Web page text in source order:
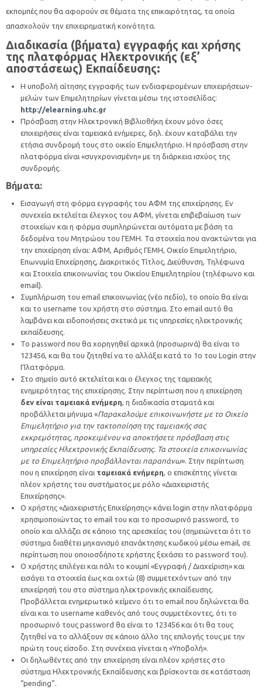
εκπομπές που θα αφορούν σε θέματα της επικαιρότητας, τα οποία
απασχολούν την επιχειρηματική κοινότητα.
Διαδικασία (βήματα) εγγραφής και χρήσης
της πλατφόρμας Ηλεκτρονικής (εξ’
αποστάσεως) Εκπαίδευσης:
Η υποβολή αίτησης εγγραφής των ενδιαφερομένων επιχειρήσεων-
μελών των Επιμελητηρίων γίνεται μέσω της ιστοσελίδας:
http://elearning.uhc.gr
Πρόσβαση στην Ηλεκτρονική Βιβλιοθήκη έχουν μόνο όσες
επιχειρήσεις είναι ταμειακά ενήμερες, δηλ. έχουν καταβάλει την
ετήσια συνδρομή τους στο οικείο Επιμελητήριο. Η πρόσβαση στην
πλατφόρμα είναι «συγχρονισμένη» με τη διάρκεια ισχύος της
συνδρομής.
Βήματα:
Εισαγωγή στη φόρμα εγγραφής του ΑΦΜ της επιχείρησης. Εν
συνεχεία εκτελείται έλεγχος του ΑΦΜ, γίνεται επιβεβαίωση των
στοιχείων και η φόρμα συμπληρώνεται αυτόματα με βάση τα
δεδομένα του Μητρώου του ΓΕΜΗ. Τα στοιχεία που ανακτώνται για
την επιχείρηση είναι: ΑΦΜ, Αριθμός ΓΕΜΗ, Οικείο Επιμελητήριο,
Επωνυμία Επιχείρησης, Διακριτικός Τίτλος, Διεύθυνση, Τηλέφωνα
και Στοιχεία επικοινωνίας του Οικείου Επιμελητηρίου (τηλέφωνο και
email).
Συμπλήρωση του email επικοινωνίας (νέο πεδίο), το οποίο θα είναι
και το username του χρήστη στο σύστημα. Στο email αυτό θα
λαμβάνει και ειδοποιήσεις σχετικά με τις υπηρεσίες ηλεκτρονικής
εκπαίδευσης.
Το password που θα χορηγηθεί αρχικά (προσωρινά) θα είναι το
123456, και θα του ζητηθεί να το αλλάξει κατά το 1ο του Login στην
Πλατφόρμα.
Στο σημείο αυτό εκτελείται και ο έλεγχος της ταμειακής
ενημερότητας της επιχείρησης. Στην περίπτωση που η επιχείρηση
δεν είναι ταμειακά ενήμερη, η διαδικασία σταματά και
προβάλλεται μήνυμα «Παρακαλούμε επικοινωνήστε με το Οικείο
Επιμελητήριο για την τακτοποίηση της ταμειακής σας
εκκρεμότητας, προκειμένου να αποκτήσετε πρόσβαση στις
υπηρεσίες Ηλεκτρονικής Εκπαίδευσης. Τα στοιχεία επικοινωνίας
με το Επιμελητήριο προβάλλονται παραπάνω». Στην περίπτωση
που η επιχείρηση είναι ταμειακά ενήμερη, ο επισκέπτης γίνεται
πλέον χρήστης του συστήματος με ρόλο «Διαχειριστής
Επιχείρησης».
Ο χρήστης «Διαχειριστής Επιχείρησης» κάνει login στην πλατφόρμα
χρησιμοποιώντας το email του και το προσωρινό password, το
οποίο και αλλάζει σε κάποιο της αρεσκείας του (σημειώνεται ότι το
σύστημα διαθέτει μηχανισμό επανάκτησης κωδικού μέσω email, σε
περίπτωση που οποιοσδήποτε χρήστης ξεχάσει το password του).
Ο χρήστης επιλέγει και πάλι το κουμπί «Εγγραφή / Διαχείριση» και
εισάγει τα στοιχεία έως και οχτώ (8) συμμετεχόντων από την
επιχείρησή του στο σύστημα ηλεκτρονικής εκπαίδευσης.
Προβάλλεται ενημερωτικό κείμενο ότι το email που δηλώνεται θα
είναι και το username καθενός από τους συμμετέχοντες, ότι το
προσωρινό τους password θα είναι το 123456 και ότι θα τους
ζητηθεί να το αλλάξουν σε κάποιο άλλο της επιλογής τους με την
πρώτη τους είσοδο. Στη συνέχεια γίνεται η «Υποβολή».
Οι δηλωθέντες από την επιχείρηση είναι πλέον χρήστες στο
σύστημα Ηλεκτρονικής Εκπαίδευσης και βρίσκονται σε κατάσταση
“pending”.